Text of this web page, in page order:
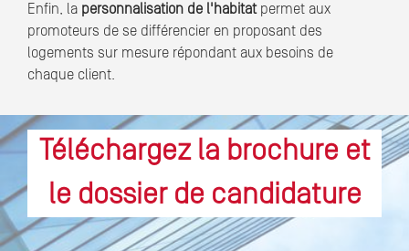
Enfin, la personnalisation de l'habitatpermet aux
promoteurs de se différencier en proposant des
logements sur mesure répondant aux besoins de
chaque client.
Téléchargez la brochure et
le dossier de candidature